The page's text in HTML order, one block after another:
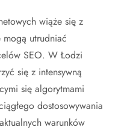
wiąże się z
utrudniać
SEO. W Łodzi
się z intensywną
się algorytmami
dostosowywania
warunków